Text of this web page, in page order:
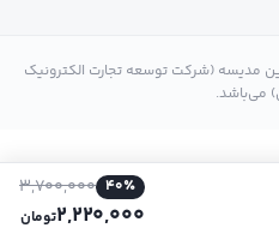
40٪ 3,700,000
2,220,000تومان
مدیسه (شرکت توسعه تجارت الکترونیک
می‌باشد.